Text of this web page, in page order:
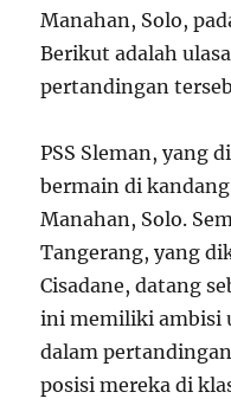
Manahan, Solo,
Berikut adalah
pertandingan
PSS Sleman, yang
bermain di
Manahan, Solo.
Tangerang, yang
Cisadane, datang
ini memiliki ambisi
dalam
posisi mereka di